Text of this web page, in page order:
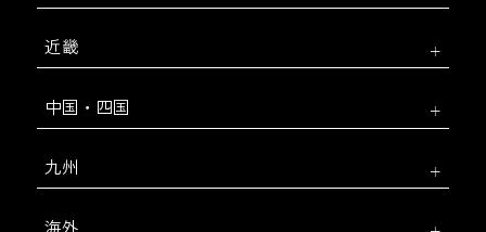
近畿
中国・四国
九州
海外